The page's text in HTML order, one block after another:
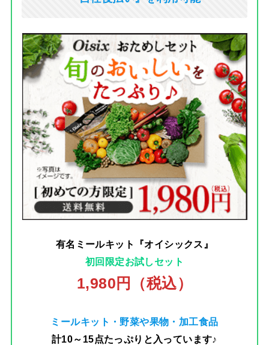
有名ミールキット『オイシックス』
初回限定お試しセット
1,980円（税込）
ミールキット・野菜や果物・加工食品
計10～15点たっぷりと入っています♪